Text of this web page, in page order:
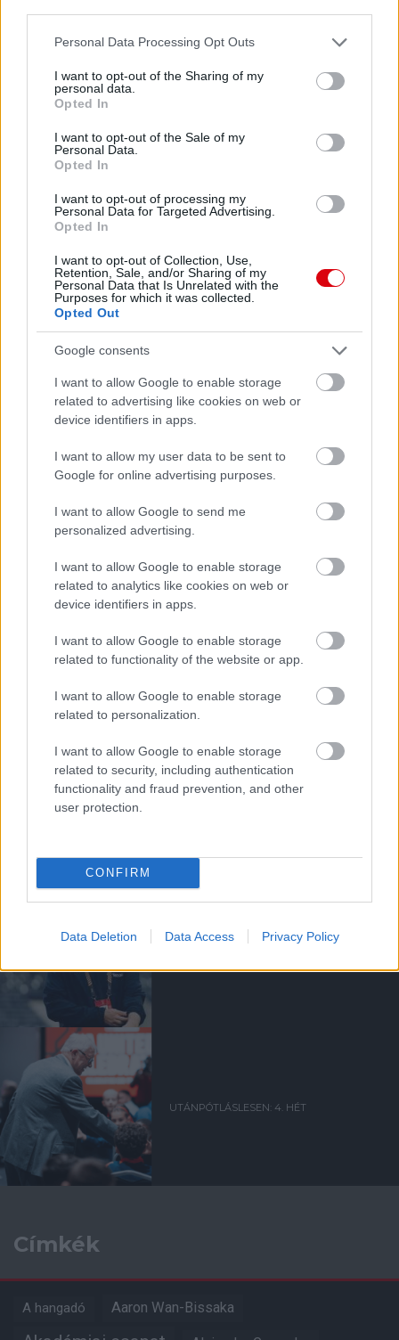
Please note that this website/app uses one or more Google
not limited to your visit or usage behaviour. You may click to
grant or deny consent to Google and its third-party tags to
use your data for below specified purposes in below Google
consent section.
Personal Data Processing Opt Outs
I want to opt-out of the Sharing of my
personal data.
Opted In
I want to opt-out of the Sale of my
Personal Data.
Opted In
I want to opt-out of processing my
Personal Data for Targeted Advertising.
Opted In
I want to opt-out of Collection, Use,
Retention, Sale, and/or Sharing of my
Personal Data that Is Unrelated with the
Purposes for which it was collected.
Opted Out
Google consents
I want to allow Google to enable storage
related to advertising like cookies on web or
device identifiers in apps.
I want to allow my user data to be sent to
Google for online advertising purposes.
I want to allow Google to send me
personalized advertising.
I want to allow Google to enable storage
related to analytics like cookies on web or
device identifiers in apps.
I want to allow Google to enable storage
related to functionality of the website or app.
I want to allow Google to enable storage
related to personalization.
I want to allow Google to enable storage
related to security, including authentication
functionality and fraud prevention, and other
user protection.
CONFIRM
Data Deletion Data Access Privacy Policy
Meccs Center
Leeds UnitedvsManchester
United
Felkészülési szezon 5. mérkőzés
2026-08-12 20:30
1 nap 21 óra 36 perc 4 másodperc
AC MilanvsManchester United2026-08-15 18:00
ELŐZŐ MÉRKŐZÉSEK
Támogatás
Támogasd adományoddal
a ManUtdFanatics.hu működését!
Kapcsolódó hírek
SIR ALEX FERGUSON
FLETCHER "SZÜRREÁLIS"
HETÉRŐL, BRUNORÓL ÉS A
VISSZAHOZÁSÁRÓL
UTÁNPÓTLÁSLESEN: 4. HÉT
Címkék
A hangadó Aaron Wan-Bissaka